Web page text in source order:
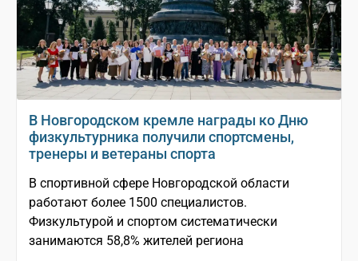
В Новгородском кремле награды ко Дню
физкультурника получили спортсмены,
тренеры и ветераны спорта
В спортивной сфере Новгородской области
работают более 1500 специалистов.
Физкультурой и спортом систематически
занимаются 58,8% жителей региона